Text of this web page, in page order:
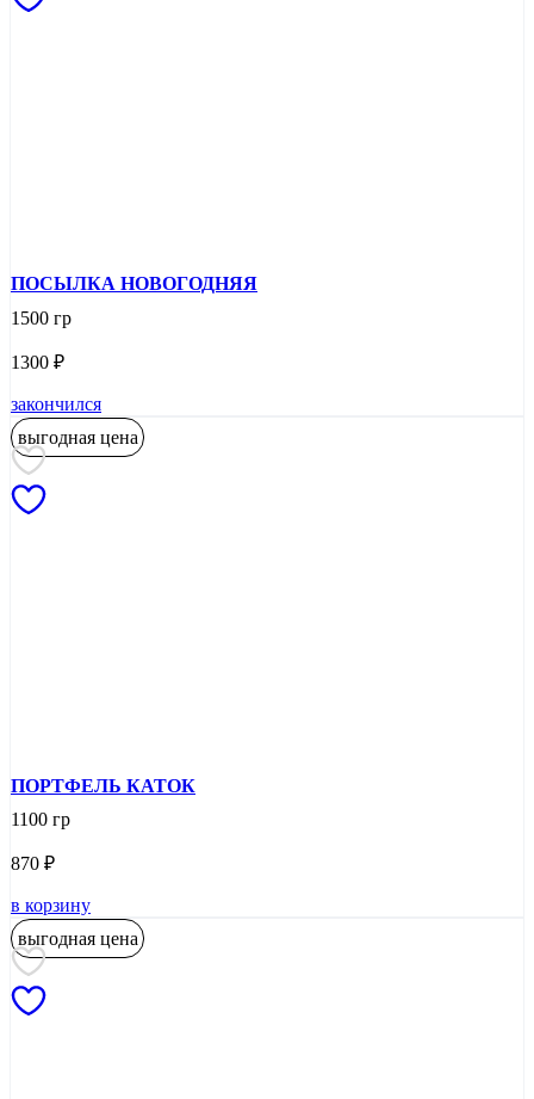
ПОСЫЛКА НОВОГОДНЯЯ
1500 гр
1300 ₽
закончился
выгодная цена
ПОРТФЕЛЬ КАТОК
1100 гр
870 ₽
в корзину
выгодная цена